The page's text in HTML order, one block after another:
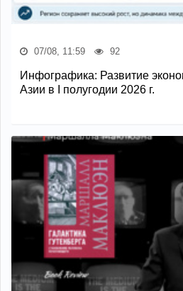
07/08, 11:59 92
Инфографика: Развитие
Азии в I полугодии 2026 г.